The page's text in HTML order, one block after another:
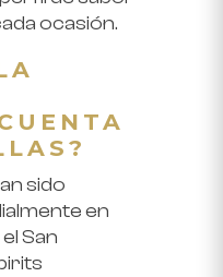
ocasión.
sido
en
San